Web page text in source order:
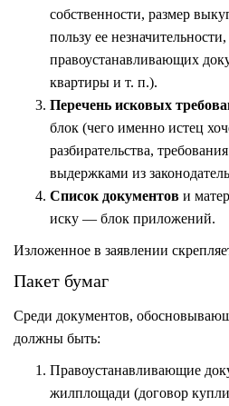
собственности, размер
пользу ее
правоустанавливающих
квартиры и т. п.).
Перечень исковых
блок (чего именно истец
разбирательства,
выдержками из
Список документов и
иску — блок приложений.
Изложенное в заявлении
Пакет бумаг
Среди документов,
должны быть:
Правоустанавливающие
жилплощади (договор